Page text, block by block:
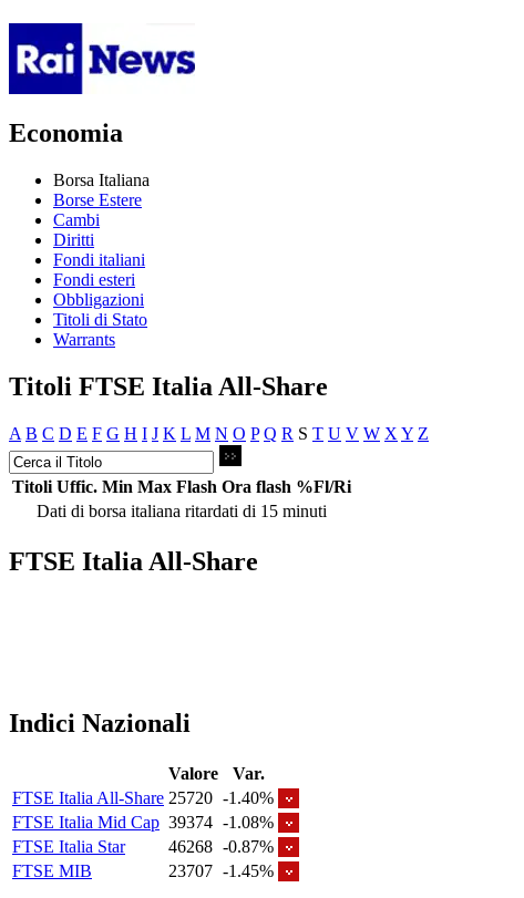
Economia
Borsa Italiana
Borse Estere
Cambi
Diritti
Fondi italiani
Fondi esteri
Obbligazioni
Titoli di Stato
Warrants
Titoli FTSE Italia All-Share
A B C D E F G H I J K L M N O P Q R S T U V W X Y Z
Titoli Uffic. Min Max Flash Ora flash %Fl/Ri
Dati di borsa italiana ritardati di 15 minuti
FTSE Italia All-Share
Indici Nazionali
Valore
Var.
FTSE Italia All-Share 25720 -1.40%
FTSE Italia Mid Cap 39374 -1.08%
FTSE Italia Star
46268 -0.87%
FTSE MIB
23707 -1.45%